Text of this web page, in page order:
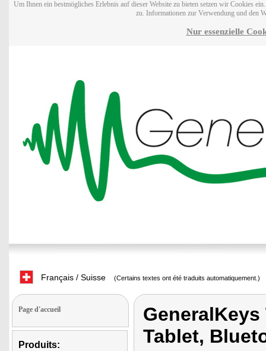
Um Ihnen ein bestmögliches Erlebnis auf dieser Website zu bieten setzen wir Cookies
zu. Informationen zur Verwendung und den
Nur essenzielle
Français / Suisse (Certains textes ont été traduits automatiquement.)
Page d'accueil
Produits:
Tablet,